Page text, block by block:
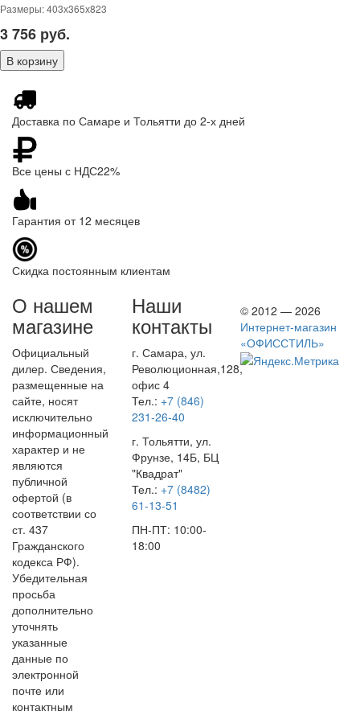
Размеры: 403х365х823
3 756 руб.
Доставка по Самаре и Тольятти до 2-х дней
Все цены с НДС22%
Гарантия от 12 месяцев
Скидка постоянным клиентам
О нашем
магазине
Официальный
дилер. Сведения,
размещенные на
сайте, носят
исключительно
информационный
характер и не
являются
публичной
офертой (в
соответствии со
ст. 437
Гражданского
кодекса РФ).
Убедительная
просьба
дополнительно
уточнять
указанные
данные по
электронной
почте или
контактным
Наши
контакты
г. Самара, ул.
Революционная,128,
офис 4
Тел.: +7 (846)
231-26-40
г. Тольятти, ул.
Фрунзе, 14Б, БЦ
"Квадрат"
Тел.: +7 (8482)
61-13-51
ПН-ПТ: 10:00-
18:00
© 2012 — 2026
Интернет-магазин
«ОФИССТИЛЬ»